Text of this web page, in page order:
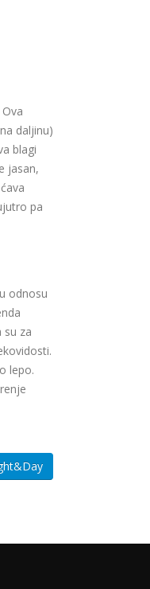
daljinu)
blagi
jasan,
pa
odnosu
su za
lepo.
Night&Day